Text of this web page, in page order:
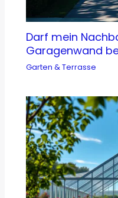
Darf mein
Garagenwand
Garten & Terrasse